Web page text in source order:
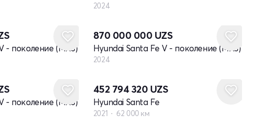
2024
- поколение (MX5)
870 000 000 UZS
Hyundai Santa Fe V - поколение (MX5)
2024
- поколение (MX5)
452 794 320 UZS
Hyundai Santa Fe
2021 62 000 км